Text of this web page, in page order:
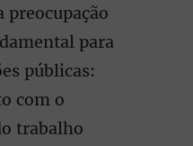
para
públicas:
com o
trabalho